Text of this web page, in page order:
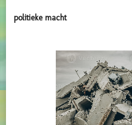
politieke macht